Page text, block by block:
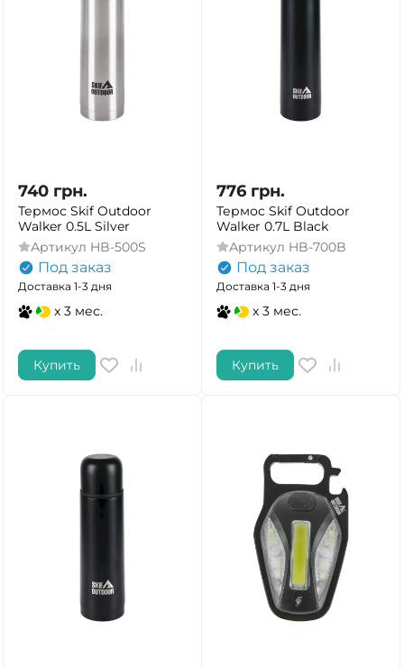
740 грн.
Термос Skif Outdoor
Walker 0.5L Silver
Артикул HB-500S
Под заказ
Доставка 1-3 дня
x 3 мес.
Купить
776 грн.
Термос Skif Outdoor
Walker 0.7L Black
Артикул HB-700B
Под заказ
Доставка 1-3 дня
x 3 мес.
Купить